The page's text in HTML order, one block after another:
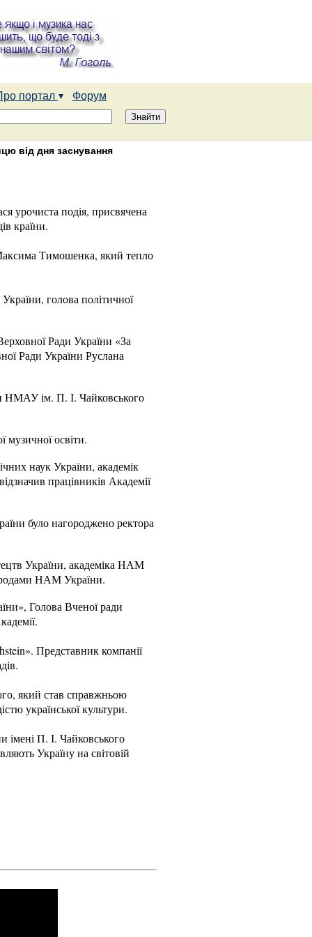
портал Форум
від дня заснування
урочиста подія, присвячена
країни.
Тимошенка, який тепло
голова політичної
Ради України «За
Ради України Руслана
НМАУ ім. П. І. Чайковського
освіти.
наук України, академік
працівників Академії
було нагороджено ректора
України, академіка НАМ
НАМ України.
Голова Вченої ради
Представник компанії
який став справжньою
української культури.
імені П. І. Чайковського
Україну на світовій